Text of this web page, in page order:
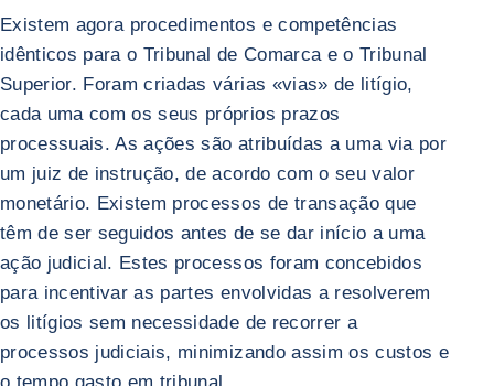
Existem agora procedimentos e competências
idênticos para o Tribunal de Comarca e o Tribunal
Superior. Foram criadas várias «vias» de litígio,
cada uma com os seus próprios prazos
processuais. As ações são atribuídas a uma via por
um juiz de instrução, de acordo com o seu valor
monetário. Existem processos de transação que
têm de ser seguidos antes de se dar início a uma
ação judicial. Estes processos foram concebidos
para incentivar as partes envolvidas a resolverem
os litígios sem necessidade de recorrer a
processos judiciais, minimizando assim os custos e